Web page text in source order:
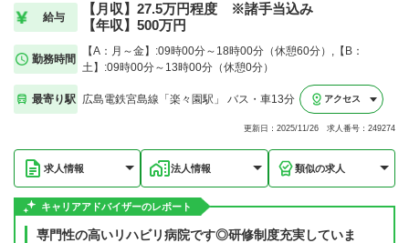
給与
【月収】27.5万円程度 ※諸手当込み
【年収】500万円
勤務時間
【A：月～金】:09時00分～18時00分（休憩60分）,【B：
土】:09時00分～13時00分（休憩0分）
最寄り駅 広島電鉄宮島線「楽々園駅」 バス・車13分 アクセス
更新日：2025/11/26 求人番号：249274
求人情報 法人情報 類似の求人
キャリアアドバイザーのレポート
専門性の高いリハビリ病院です◎研修制度充実していま